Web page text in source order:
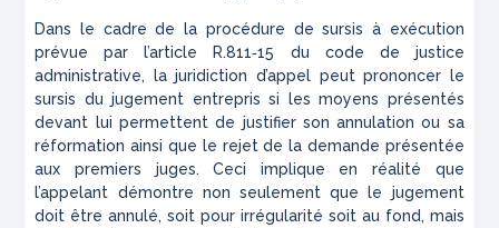
Dans le cadre de la procédure de sursis à exécution
prévue par l’article R.811‑15 du code de justice
administrative, la juridiction d’appel peut prononcer le
sursis du jugement entrepris si les moyens présentés
devant lui permettent de justifier son annulation ou sa
réformation ainsi que le rejet de la demande présentée
aux premiers juges. Ceci implique en réalité que
l’appelant démontre non seulement que le jugement
doit être annulé, soit pour irrégularité soit au fond, mais